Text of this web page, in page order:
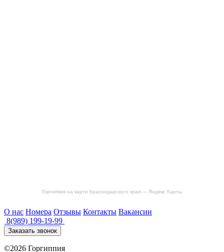
Горгиппия на карте Краснодарского края — Яндекс Карты
О нас Номера Отзывы Контакты Вакансии
8(989) 199-19-99
Заказать звонок
©2026 Горгиппия